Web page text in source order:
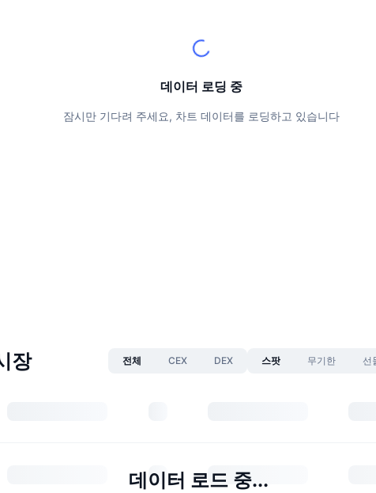
데이터 로딩 중
잠시만 기다려 주세요, 차트 데이터를 로딩하고 있습니다
장 전체 CEX DEX 스팟 무기한 선
데이터 로드 중...